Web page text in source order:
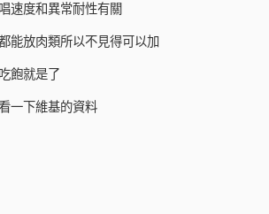
速度和異常耐性有關
能放肉類所以不見得可以加
飽就是了
一下維基的資料